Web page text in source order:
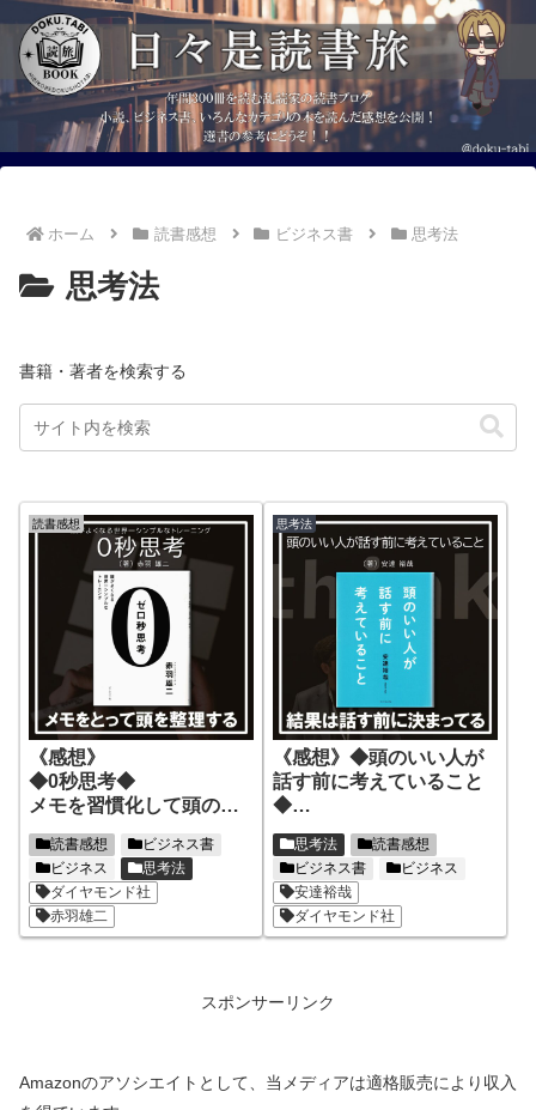
ホーム 読書感想 ビジネス書 思考法
思考法
書籍・著者を検索する
読書感想
《感想》
◆0秒思考◆
メモを習慣化して頭の中
を整理！思考の時間は０
秒読書感想
ビジネス書
ビジネス
思考法
ダイヤモンド社
赤羽雄二
思考法
《感想》◆頭のいい人が
話す前に考えていること
◆
思考の質を高め、頭のい
い人になる！
思考法
読書感想
ビジネス書
ビジネス
安達裕哉
ダイヤモンド社
スポンサーリンク
Amazonのアソシエイトとして、当メディアは適格販売により収入